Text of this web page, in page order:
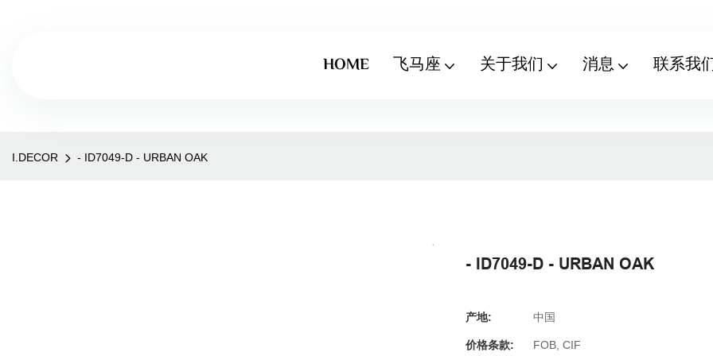
HOME 飞马座 关于我们 消息 联系我
I.DECOR - ID7049-D - URBAN OAK
- ID7049-D - URBAN OAK
产地: 中国
价格条款: FOB, CIF